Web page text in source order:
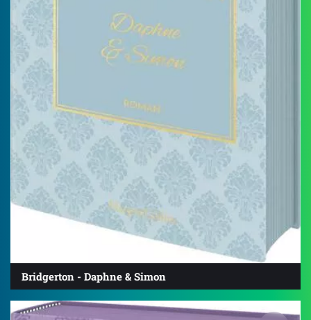
Bridgerton - Daphne & Simon